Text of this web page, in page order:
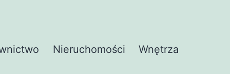
Nieruchomości Wnętrza